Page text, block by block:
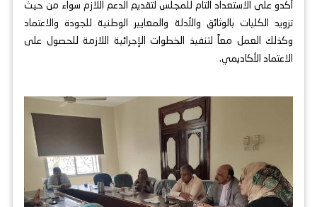
أكدو على الاستعداد التام للمجلس لتقديم الدعم اللازم سواء من حيث
تزويد الكليات بالوثائق والأدلة والمعايير الوطنية للجودة والاعتماد
وكذلك العمل معاً لتنفيذ الخطوات الإجرائية اللازمة للحصول على
الاعتماد الأكاديمي.